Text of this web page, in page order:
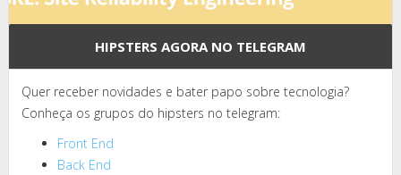
HIPSTERS AGORA NO TELEGRAM
Quer receber novidades e bater papo sobre tecnologia?
Conheça os grupos do hipsters no telegram:
Front End
Back End